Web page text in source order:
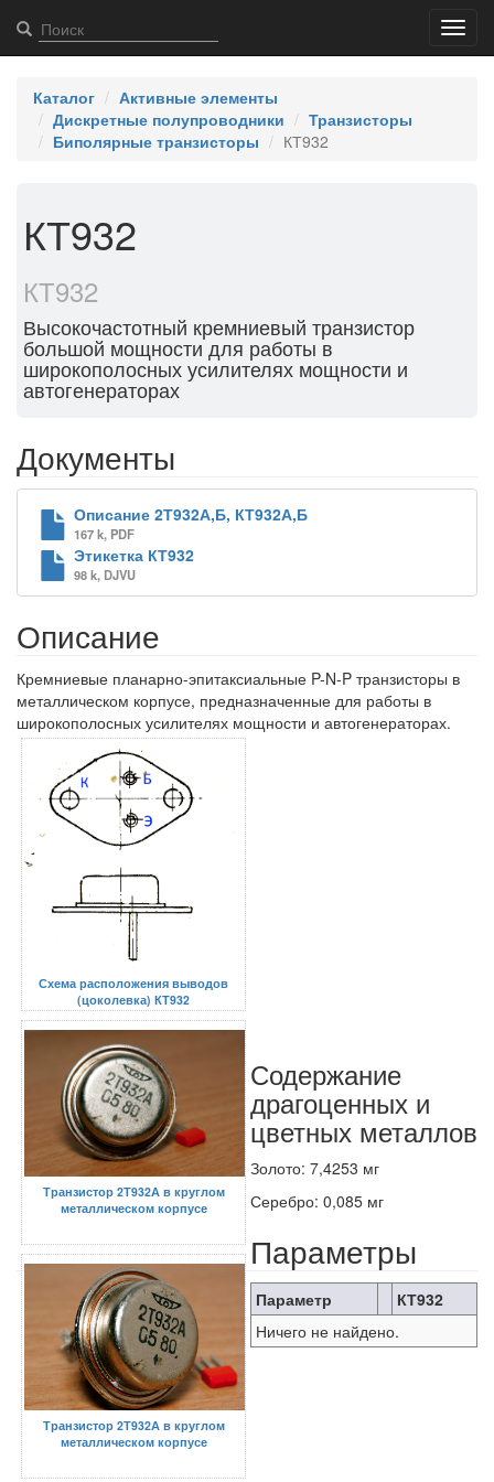
Каталог
Активные элементы
Дискретные полупроводники
Транзисторы
Биполярные транзисторы
КТ932
КТ932
КТ932
Высокочастотный кремниевый транзистор
большой мощности для работы в
широкополосных усилителях мощности и
автогенераторах
Документы
Описание 2Т932А,Б, КТ932А,Б
167 k, PDF
Этикетка КТ932
98 k, DJVU
Описание
Кремниевые планарно-эпитаксиальные P-N-P транзисторы в
металлическом корпусе, предназначенные для работы в
широкополосных усилителях мощности и автогенераторах.
Схема расположения выводов
(цоколевка) КТ932
Транзистор 2Т932А в круглом
металлическом корпусе
Транзистор 2Т932А в круглом
металлическом корпусе
Содержание
драгоценных и
цветных металлов
Золото: 7,4253 мг
Серебро: 0,085 мг
Параметры
Параметр
КТ932
Ничего не найдено.